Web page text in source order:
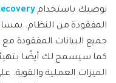
نوصيك باستخدام
جميع البيانات المفقودة
كما سيسمح لك أيضًا